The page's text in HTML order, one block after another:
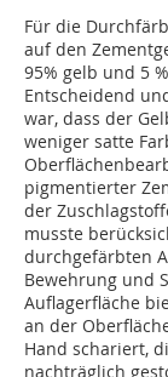
Für die
auf den
95% gelb und 5
Entscheidend
war, dass der
weniger satte
pigmentierter
der
musste
durchgefärbten
Bewehrung und
Auflagerfläche
an der
Hand schariert,
nachträglich